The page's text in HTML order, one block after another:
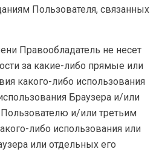
Пользователя, связанных
Правообладатель не несет
за какие-либо прямые или
какого-либо использования
Браузера и/или
и/или третьим
либо использования или
или отдельных его